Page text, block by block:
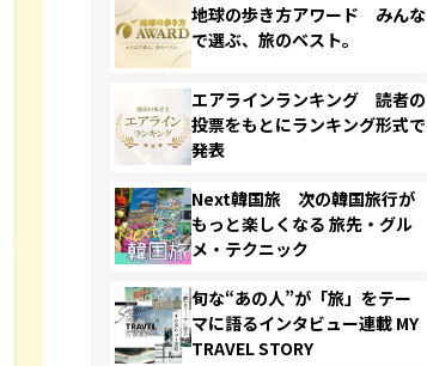
地球の歩き方アワード みんな
で選ぶ、旅のベスト。
エアラインランキング 読者の
投票をもとにランキング形式で
発表
Next韓国旅 次の韓国旅行が
もっと楽しくなる 旅先・グル
メ・テクニック
旬な“あの人”が「旅」をテー
マに語るインタビュー連載 MY
TRAVEL STORY